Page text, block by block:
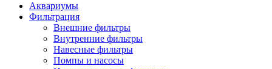
Аквариумы
Фильтрация
Внешние фильтры
Внутренние фильтры
Навесные фильтры
Помпы и насосы